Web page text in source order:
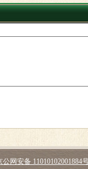
公网安备 11010102001884